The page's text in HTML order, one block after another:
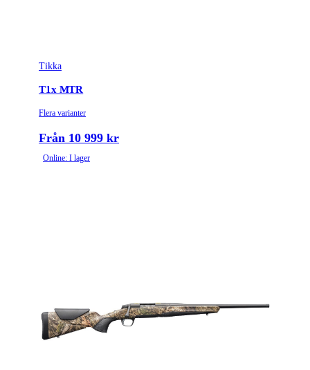
Tikka
T1x MTR
Flera varianter
Från 10 999 kr
Online: I lager